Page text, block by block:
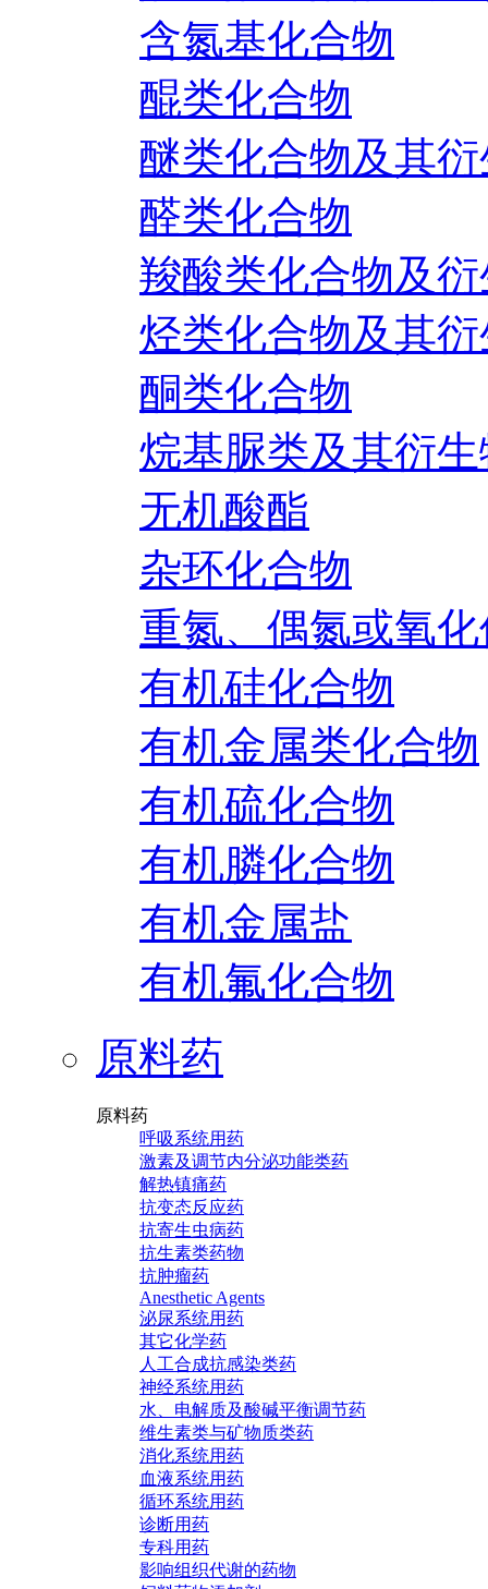
含氮基化合物
醌类化合物
醚类化合物及其
醛类化合物
羧酸类化合物及
烃类化合物及其
酮类化合物
烷基脲类及其衍
无机酸酯
杂环化合物
重氮、偶氮或氧
有机硅化合物
有机金属类化合物
有机硫化合物
有机膦化合物
有机金属盐
有机氟化合物
原料药
原料药
呼吸系统用药
激素及调节内分泌功能类药
解热镇痛药
抗变态反应药
抗寄生虫病药
抗生素类药物
抗肿瘤药
Anesthetic Agents
泌尿系统用药
其它化学药
人工合成抗感染类药
神经系统用药
水、电解质及酸碱平衡调节药
维生素类与矿物质类药
消化系统用药
血液系统用药
循环系统用药
诊断用药
专科用药
影响组织代谢的药物